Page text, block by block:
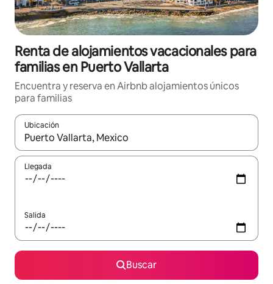
Renta de alojamientos vacacionales para
familias en Puerto Vallarta
Encuentra y reserva en Airbnb alojamientos únicos
para familias
Ubicación
Cuando los resultados estén disponibles, podrás navegar
Llegada
Salida
Buscar